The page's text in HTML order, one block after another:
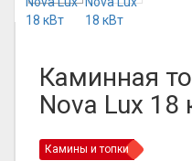
Каминная
Nova Lux 18
Камины и топки